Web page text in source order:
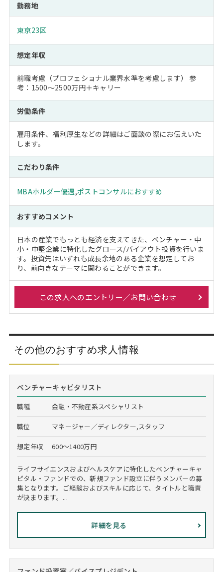
勤務地
東京23区
想定年収
前職考慮（プロフェショナル業界水準を考慮します） 参
考：1500～2500万円＋キャリー
労働条件
雇用条件、福利厚生などの詳細はご面談の際にお伝えいた
します。
こだわり条件
MBAホルダー優遇,ポストコンサルにおすすめ
おすすめコメント
日本の産業でもっとも経済を支えてきた、ベンチャー・中
小・中堅企業に特化したグロース/バイアウト投資を行いま
す。投資先はいずれも成長余地のある企業を想定してお
り、前向きなテーマに関わることができます。
この求人へのエントリー／お問い合わせ
その他のおすすめ求人情報
ベンチャーキャピタリスト
職種 金融・不動産系スペシャリスト
職位 マネージャー／ディレクター,スタッフ
想定年収 600～1400万円
ライフサイエンスおよびヘルスケアに特化したベンチャーキャ
ピタル・ファンドでの、新規ファンド設立に伴うメンバーの募
集となります。ご経験およびスキルに応じて、タイトルと職責
が決まります。...
詳細を見る